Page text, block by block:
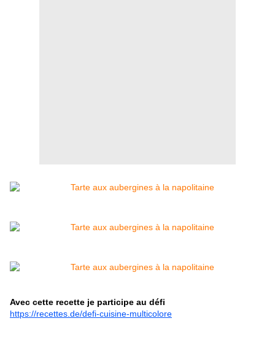
Avec cette recette je participe au défi
https://recettes.de/defi-cuisine-multicolore